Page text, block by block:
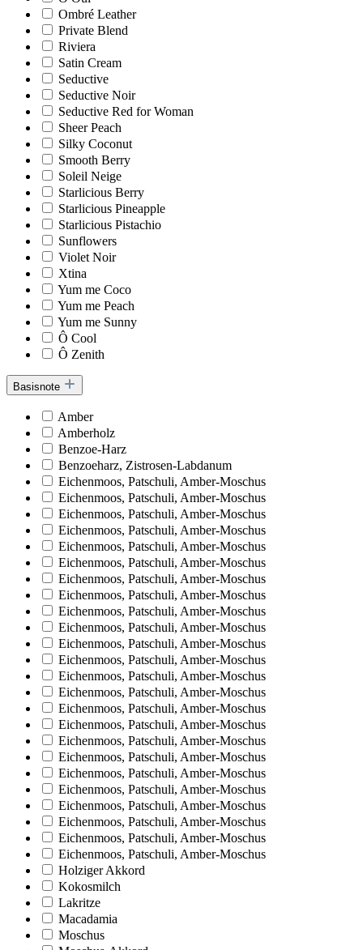
Ombré Leather
Private Blend
Riviera
Satin Cream
Seductive
Seductive Noir
Seductive Red for Woman
Sheer Peach
Silky Coconut
Smooth Berry
Soleil Neige
Starlicious Berry
Starlicious Pineapple
Starlicious Pistachio
Sunflowers
Violet Noir
Xtina
Yum me Coco
Yum me Peach
Yum me Sunny
Ô Cool
Ô Zenith
Basisnote
Amber
Amberholz
Benzoe-Harz
Benzoeharz, Zistrosen-Labdanum
Eichenmoos, Patschuli, Amber-Moschus
Eichenmoos, Patschuli, Amber-Moschus
Eichenmoos, Patschuli, Amber-Moschus
Eichenmoos, Patschuli, Amber-Moschus
Eichenmoos, Patschuli, Amber-Moschus
Eichenmoos, Patschuli, Amber-Moschus
Eichenmoos, Patschuli, Amber-Moschus
Eichenmoos, Patschuli, Amber-Moschus
Eichenmoos, Patschuli, Amber-Moschus
Eichenmoos, Patschuli, Amber-Moschus
Eichenmoos, Patschuli, Amber-Moschus
Eichenmoos, Patschuli, Amber-Moschus
Eichenmoos, Patschuli, Amber-Moschus
Eichenmoos, Patschuli, Amber-Moschus
Eichenmoos, Patschuli, Amber-Moschus
Eichenmoos, Patschuli, Amber-Moschus
Eichenmoos, Patschuli, Amber-Moschus
Eichenmoos, Patschuli, Amber-Moschus
Eichenmoos, Patschuli, Amber-Moschus
Eichenmoos, Patschuli, Amber-Moschus
Eichenmoos, Patschuli, Amber-Moschus
Eichenmoos, Patschuli, Amber-Moschus
Eichenmoos, Patschuli, Amber-Moschus
Eichenmoos, Patschuli, Amber-Moschus
Holziger Akkord
Kokosmilch
Lakritze
Macadamia
Moschus